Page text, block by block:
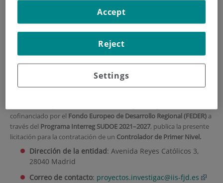
Licitación para la
contratación de un
Controlador de Primer
Nivel - Proyecto SHAPE
La Fundación Instituto de Investigación Sanitaria Fundación Jiménez
cofinanciado por el Fondo Europeo de Desarrollo Regional (FEDER) a
través del Programa Interreg SUDOE 2021–2027, publica la presente
licitación para la contratación de un Controlador de Primer Nivel.
Dirección de la entidad: Avenida Reyes Católicos 3,
28040 Madrid
Correo de contacto: proyectos.investigac@iis-fjd.es
Settings
Reject
Accept